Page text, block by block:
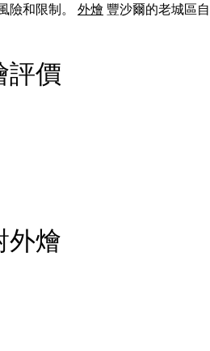
險和限制。 外燴 豐沙爾的老城區
評價
外燴